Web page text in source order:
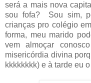
será a mais nova
sou fofa? Sou sim,
crianças pro colégio
forma, meu marido
vem almoçar
misericórdia divina
kkkkkkkk) e à tarde eu